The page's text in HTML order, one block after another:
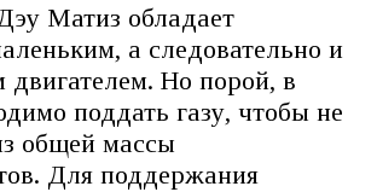
Матиз обладает
а следовательно и
Но порой, в
поддать газу, чтобы не
общей массы
Для поддержания